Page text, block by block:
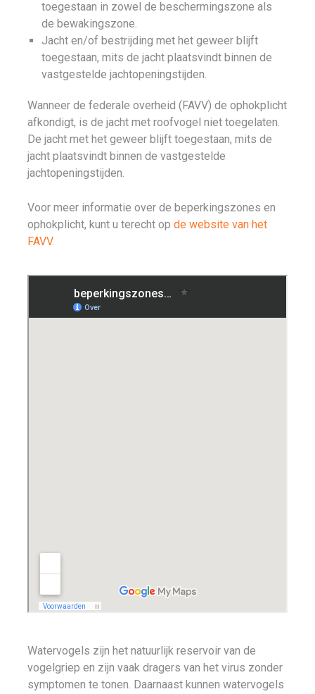
toegestaan in zowel de beschermingszone als
de bewakingszone.
Jacht en/of bestrijding met het geweer blijft
toegestaan, mits de jacht plaatsvindt binnen de
vastgestelde jachtopeningstijden.
Wanneer de federale overheid (FAVV) de ophokplicht
afkondigt, is de jacht met roofvogel niet toegelaten.
De jacht met het geweer blijft toegestaan, mits de
jacht plaatsvindt binnen de vastgestelde
jachtopeningstijden.
Voor meer informatie over de beperkingszones en
ophokplicht, kunt u terecht opde website van het
FAVV.
Watervogels zijn het natuurlijk reservoir van de
vogelgriep en zijn vaak dragers van het virus zonder
symptomen te tonen. Daarnaast kunnen watervogels